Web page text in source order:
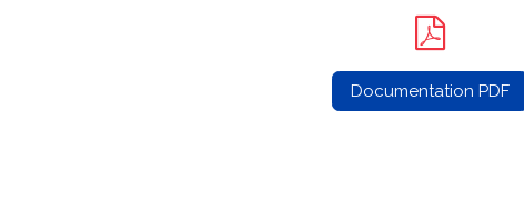
Documentation PDF